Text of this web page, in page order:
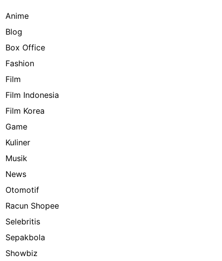
Anime
Blog
Box Office
Fashion
Film
Film Indonesia
Film Korea
Game
Kuliner
Musik
News
Otomotif
Racun Shopee
Selebritis
Sepakbola
Showbiz